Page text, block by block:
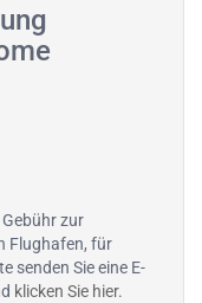
zur
Flughafen, für
senden Sie eine E-
klicken Sie hier.